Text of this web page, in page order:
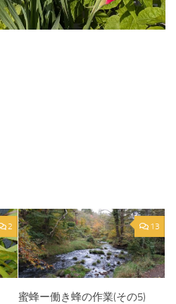
2 13
蜜蜂ー働き蜂の作業(その5)